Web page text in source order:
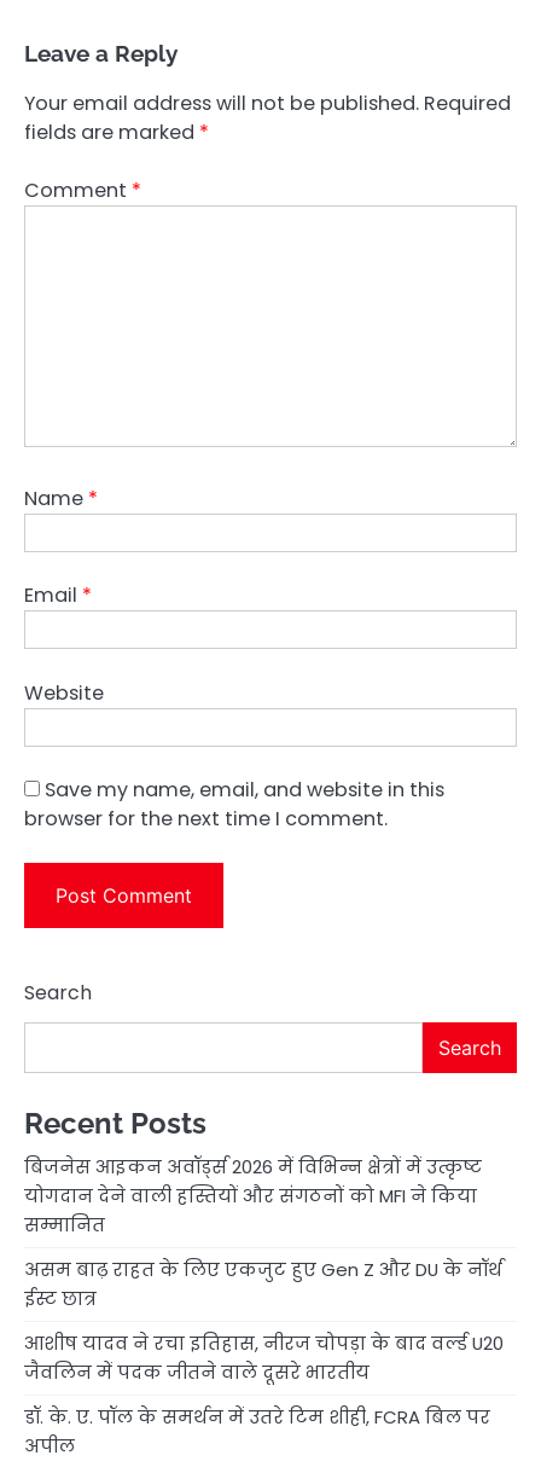
Leave a Reply
Your email address will not be published. Required
fields are marked *
Comment *
Name *
Email *
Website
Save my name, email, and website in this
browser for the next time I comment.
Search
Search
Recent Posts
बिजनेस आइकन अवॉर्ड्स 2026 में विभिन्न क्षेत्रों में उत्कृष्ट
योगदान देने वाली हस्तियों और संगठनों को MFI ने किया
सम्मानित
असम बाढ़ राहत के लिए एकजुट हुए Gen Z और DU के नॉर्थ
ईस्ट छात्र
आशीष यादव ने रचा इतिहास, नीरज चोपड़ा के बाद वर्ल्ड U20
जैवलिन में पदक जीतने वाले दूसरे भारतीय
डॉ. के. ए. पॉल के समर्थन में उतरे टिम शीही, FCRA बिल पर
अपील